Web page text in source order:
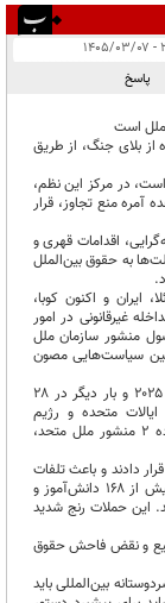
پاسخ
است
از بلای جنگ، از طریق
شده، است، در مرکز این نظم،
آمره منع تجاوز، قرار
اقدامات قهری و
به حقوق بین‌الملل
ایران و اکنون کوبا،
غیرقانونی در امور
منشور سازمان ملل
سیاست‌هایی مصون
ما از تجربه‌ای مستقیم و دردناک سخن می‌گوییم. در ژوئن ۲۰۲۵ و بار دیگر در ۲۸
ایالات متحده و رژیم
صهیونیستی قرار گرفت؛ اقداماتی که نقض آشکار بند ۴ ماده ۲ منشور ملل متحد،
دادند و باعث تلفات
بی‌شمار غیرنظامیان از جمله زنان و کودکان، و کشته شدن بیش از ۱۶۸ دانش‌آموز و
این حملات رنج شدید
و نقض فاحش حقوق
بین‌المللی باید